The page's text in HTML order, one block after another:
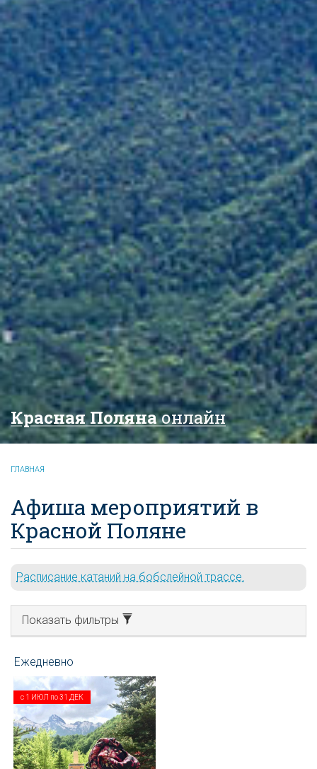
Красная Полянаонлайн
ГЛАВНАЯ
Афиша мероприятий в
Красной Поляне
Расписание катаний на бобслейной трассе.
Показать фильтры
с 1 ИЮЛ по31 ДЕК